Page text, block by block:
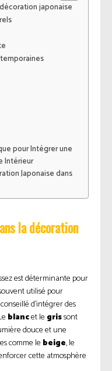
japonaise
pour Intégrer une
Intérieur
Japonaise dans
la décoration
est déterminante pour
utilisé pour
d’intégrer des
blancet le grissont
douce et une
comme le beige, le
cette atmosphère